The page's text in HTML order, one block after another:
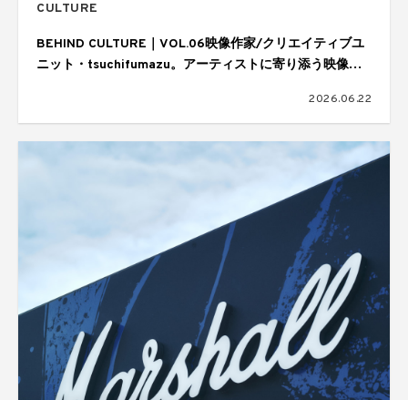
CULTURE
BEHIND CULTURE｜VOL.06映像作家/クリエイティブユ
ニット・tsuchifumazu。アーティストに寄り添う映像表
2026.06.22